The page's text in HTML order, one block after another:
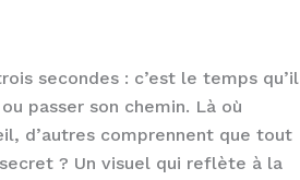
secondes : c’est le temps qu’il
passer son chemin. Là où
d’autres comprennent que tout
? Un visuel qui reflète à la